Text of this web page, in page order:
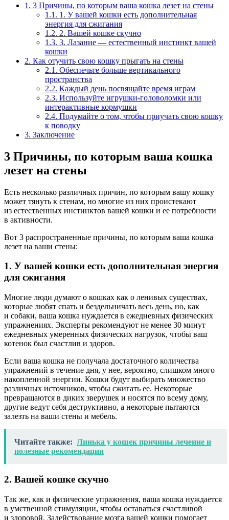
1. 3 Причины, по которым ваша кошка лезет на стены
1.1. 1. У вашей кошки есть дополнительная
энергия для сжигания
1.2. 2. Вашей кошке скучно
1.3. 3. Лазание — естественный инстинкт вашей
кошки
2. Как отучить свою кошку прыгать на стены
2.1. Обеспечьте больше вертикального
пространства
2.2. Каждый день посвящайте время играм
2.3. Используйте игрушки-головоломки или
интерактивные кормушки
2.4. Подумайте о том, чтобы приучать свою кошку
к поводку
3. Заключение
3 Причины, по которым ваша кошка
лезет на стены
Есть несколько различных причин, по которым вашу кошку
может тянуть к стенам, но многие из них проистекают
из естественных инстинктов вашей кошки и ее потребности
в активности.
Вот 3 распространенные причины, по которым ваша кошка
лезет на ваши стены:
1. У вашей кошки есть дополнительная энергия
для сжигания
Многие люди думают о кошках как о ленивых существах,
которые любят спать и бездельничать весь день, но, как
и собаки, ваша кошка нуждается в ежедневных физических
упражнениях. Эксперты рекомендуют не менее 30 минут
ежедневных умеренных физических нагрузок, чтобы ваш
котенок был счастлив и здоров.
Если ваша кошка не получала достаточного количества
упражнений в течение дня, у нее, вероятно, слишком много
накопленной энергии. Кошки будут выбирать множество
различных источников, чтобы сжигать ее. Некоторые
превращаются в диких зверушек и носятся по всему дому,
другие ведут себя деструктивно, а некоторые пытаются
залезть на ваши стены и мебель.
Читайте также: Линька у кошек причины лечение и
полезные рекомендации
2. Вашей кошке скучно
Так же, как и физические упражнения, ваша кошка нуждается
в умственной стимуляции, чтобы оставаться счастливой
и здоровой. Задействование мозга вашей кошки помогает